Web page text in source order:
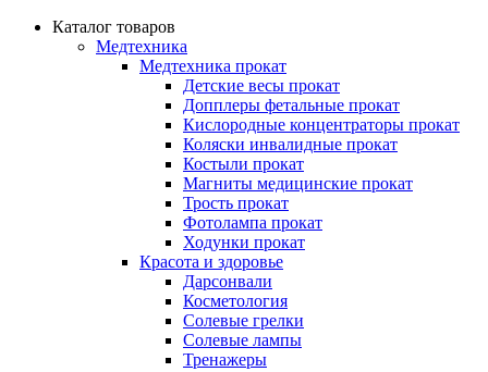
Каталог товаров
Медтехника
Медтехника прокат
Детские весы прокат
Допплеры фетальные прокат
Кислородные концентраторы прокат
Коляски инвалидные прокат
Костыли прокат
Магниты медицинские прокат
Трость прокат
Фотолампа прокат
Ходунки прокат
Красота и здоровье
Дарсонвали
Косметология
Солевые грелки
Солевые лампы
Тренажеры